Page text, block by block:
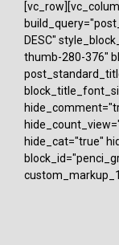
ј
е
р
DESC"
thumb-280-376"
hide_cat="true"